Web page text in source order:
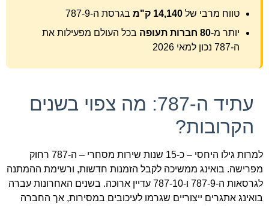
טווח מרבי של 14,140 ק"מ
בגרסת ה-787-9
יותר מ-80 חברות תעופה
בכל העולם מפעילות את
ה-787 נכון למאי 2026
עתיד ה-787: מה צפוי בשנים
הקרובות?
למרות גילו היחסי – כ-15 שנות שירות מסחרי – ה-787 רחוק
מפרישה. בואינג ממשיכה לקבל הזמנות חדשות, ורשימת ההמתנה
לגרסאות ה-787-9 ו-787-10 עדיין ארוכה. בשנים האחרונות עברה
בואינג אתגרים ייצוריים שגרמו לעיכובים במסירות, אך החברה